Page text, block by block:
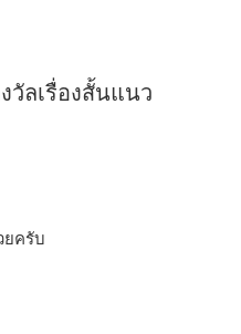
วัลเรื่องสั้นแนว
ครับ